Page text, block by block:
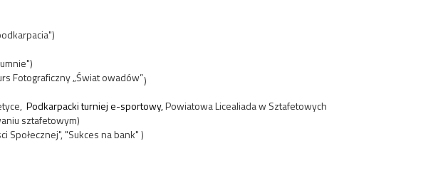
Fotograficzny „Świat owadów”)
Podkarpacki turniej e-sportowy,Powiatowa Licealiada w Sztafetowych
sztafetowym)
"Sukces na bank" )